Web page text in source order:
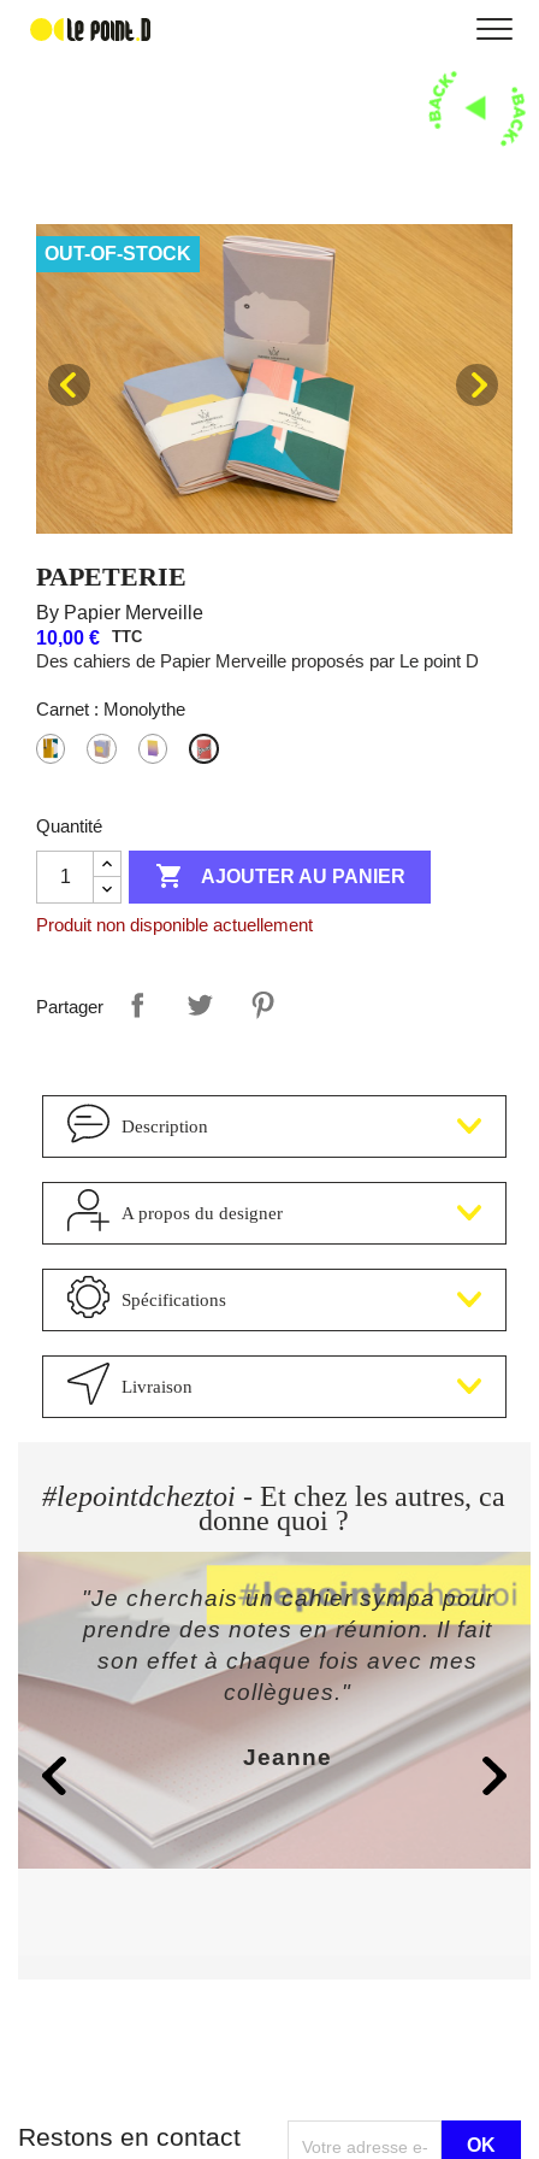
OUT-OF-STOCK
PAPETERIE
By Papier Merveille
10,00 €
TTC
Des cahiers de Papier Merveille proposés par Le point D
Carnet : Monolythe
Arty Trio SolitaireMonolythe
Quantité
 AJOUTER AU PANIER
Produit non disponible actuellement
Partager
Description
A propos du designer
Spécifications
Livraison
#lepointdcheztoi - Et chez les autres, ca
donne quoi ?
"Je cherchais un cahier sympa pour
prendre des notes en réunion. Il fait
son effet à chaque fois avec mes
collègues."
Jeanne
Restons en contact